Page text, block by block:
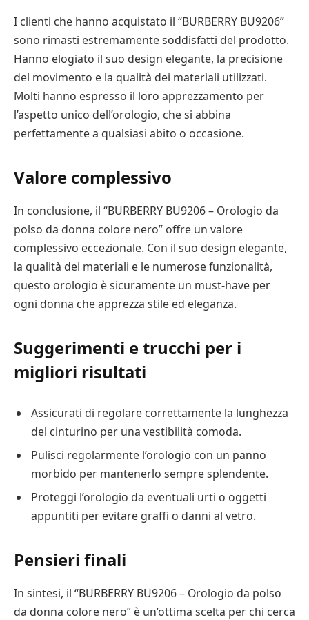
I clienti che hanno acquistato il “BURBERRY BU9206”
sono rimasti estremamente soddisfatti del prodotto.
Hanno elogiato il suo design elegante, la precisione
del movimento e la qualità dei materiali utilizzati.
Molti hanno espresso il loro apprezzamento per
l’aspetto unico dell’orologio, che si abbina
perfettamente a qualsiasi abito o occasione.
Valore complessivo
In conclusione, il “BURBERRY BU9206 – Orologio da
polso da donna colore nero” offre un valore
complessivo eccezionale. Con il suo design elegante,
la qualità dei materiali e le numerose funzionalità,
questo orologio è sicuramente un must-have per
ogni donna che apprezza stile ed eleganza.
Suggerimenti e trucchi per i
migliori risultati
Assicurati di regolare correttamente la lunghezza
del cinturino per una vestibilità comoda.
Pulisci regolarmente l’orologio con un panno
morbido per mantenerlo sempre splendente.
Proteggi l’orologio da eventuali urti o oggetti
appuntiti per evitare graffi o danni al vetro.
Pensieri finali
In sintesi, il “BURBERRY BU9206 – Orologio da polso
da donna colore nero” è un’ottima scelta per chi cerca